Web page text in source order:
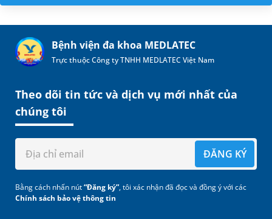
Bệnh viện đa khoa MEDLATEC
Trực thuộc Công ty TNHH MEDLATEC Việt Nam
Theo dõi tin tức và dịch vụ mới nhất của
chúng tôi
ĐĂNG KÝ
Bằng cách nhấn nút“Đăng ký”, tôi xác nhận đã đọc và đồng ý với các
Chính sách bảo vệ thông tin